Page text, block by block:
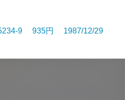
9 935円 1987/12/29